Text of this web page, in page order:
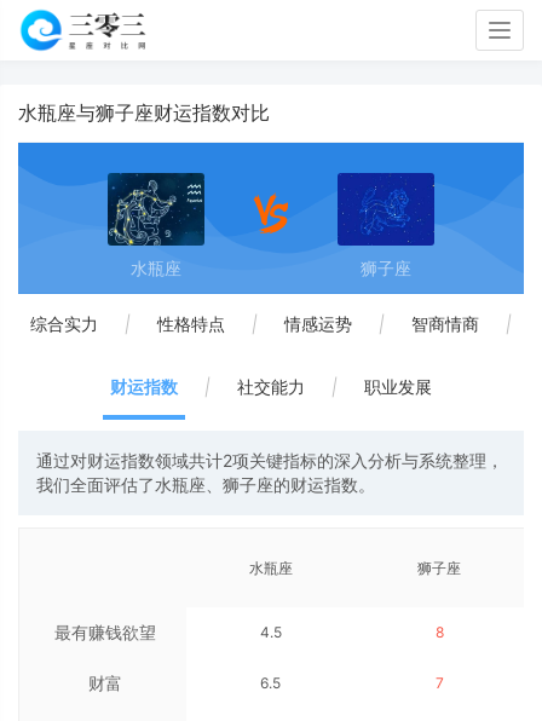
水瓶座与狮子座财运指数对比
水瓶座 狮子座
综合实力 | 性格特点 | 情感运势 | 智商情商 |
财运指数 | 社交能力 | 职业发展
通过对财运指数领域共计2项关键指标的深入分析与系统整理，
我们全面评估了水瓶座、狮子座的财运指数。
最有赚钱欲望
财富
水瓶座
4.5
6.5
狮子座
8
7